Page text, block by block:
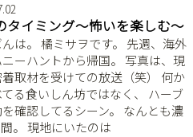
タイミング〜怖いを楽しむ〜
んは。 橘ミサヲです。 先週、海外
ーハントから帰国。 写真は、現
取材を受けての放送（笑） 何か
る食いしん坊ではなく、 ハーブ
確認してるシーン。 なんとも濃
。 現地にいたのは